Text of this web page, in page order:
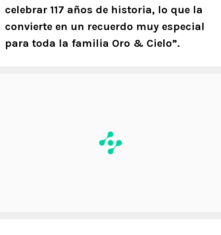
celebrar 117 años de historia, lo que la
convierte en un recuerdo muy especial
para toda la familia Oro & Cielo”.